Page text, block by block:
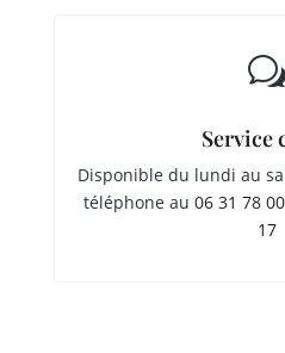
w
Service
Disponible du lundi au
téléphone au06 31 78
17